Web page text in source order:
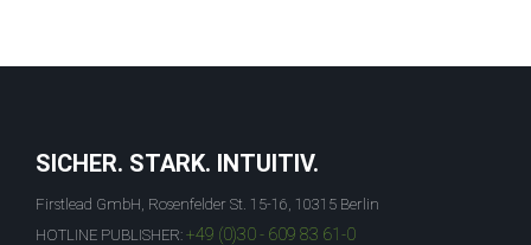
SICHER. STARK. INTUITIV.
Firstlead GmbH, Rosenfelder St. 15-16, 10315 Berlin
HOTLINE PUBLISHER: +49 (0)30 - 609 83 61-0